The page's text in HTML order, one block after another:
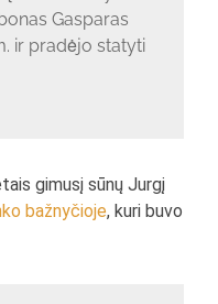
Gasparas
ir pradėjo statyti
gimusį sūnų Jurgį
bažnyčioje, kuri buvo